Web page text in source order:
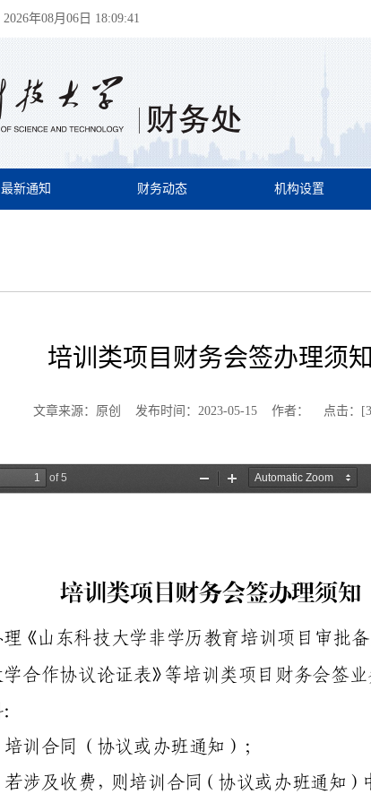
2026年08月06日 18:09:41
最新通知 财务动态 机构设置
培训类项目财务会签办理须知
文章来源：原创 发布时间：2023-05-15 作者： 点击：[